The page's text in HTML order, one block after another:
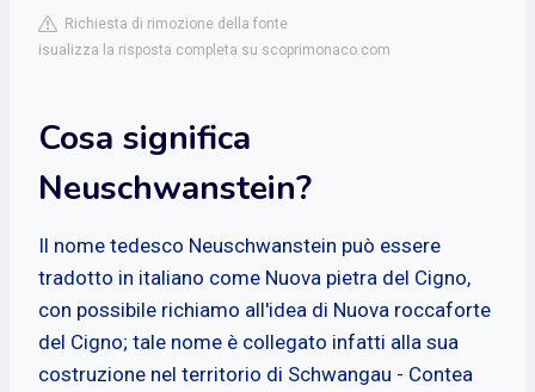
Richiesta di rimozione della fonte
isualizza la risposta completa su scoprimonaco.com
Cosa significa
Neuschwanstein?
Il nome tedesco Neuschwanstein può essere
tradotto in italiano come Nuova pietra del Cigno,
con possibile richiamo all'idea di Nuova roccaforte
del Cigno; tale nome è collegato infatti alla sua
costruzione nel territorio di Schwangau - Contea